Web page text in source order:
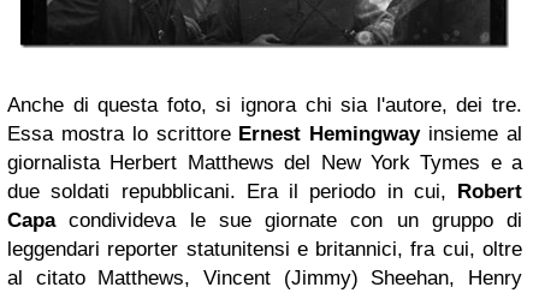
Anche di questa foto, si ignora chi sia l'autore, dei tre.
Essa mostra lo scrittore Ernest Hemingwayinsieme al
giornalista Herbert Matthews del New York Tymes e a
due soldati repubblicani. Era il periodo in cui, Robert
Capacondivideva le sue giornate con un gruppo di
leggendari reporter statunitensi e britannici, fra cui, oltre
al citato Matthews, Vincent (Jimmy) Sheehan, Henry